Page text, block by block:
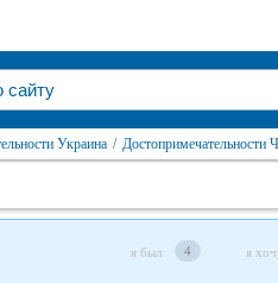
Украина / Достопримечательности
я был 4 я